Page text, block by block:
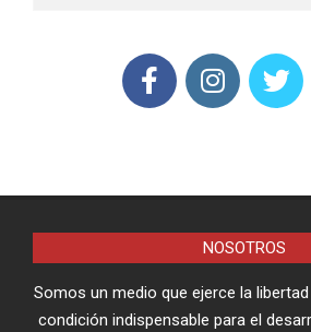
NOSOTROS
Somos un medio que ejerce la
condición indispensable para el